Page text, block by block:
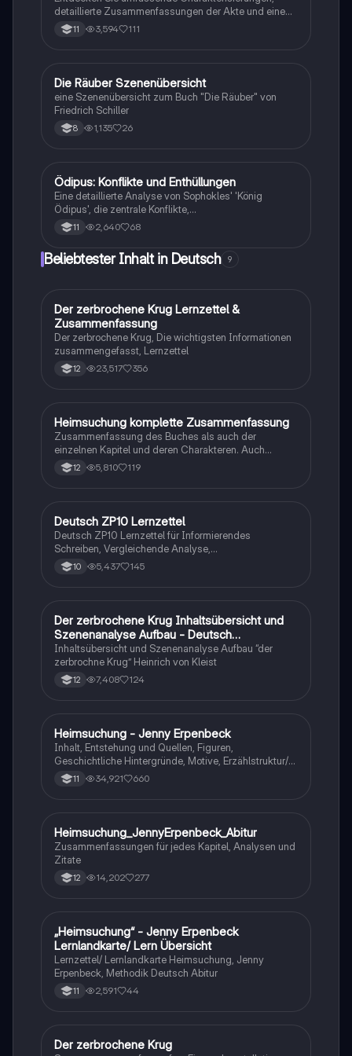
detaillierte Zusammenfassungen der Akte und eine
Übersicht der Personenkonstellationen in Friedrich
Schillers 'Die Räuber'. Ideal für das Verständnis der
11 3,594 111
Deutsch
Die Räuber Szenenübersicht
eine Szenenübersicht zum Buch "Die Räuber" von
Friedrich Schiller
8 1,135 26
Deutsch
Ödipus: Konflikte und Enthüllungen
Eine detaillierte Analyse von Sophokles' 'König
Ödipus', die zentrale Konflikte,
Charakterentwicklungen und Schlüsselszenen
beleuchtet. Diese Zusammenfassung umfasst die
bedeutenden Orakelsprüche. Ideal für Studierende
11 2,640 68
Beliebtester Inhalt in Deutsch 9
Deutsch
Der zerbrochene Krug Lernzettel &
Zusammenfassung
Der zerbrochene Krug, Die wichtigsten Informationen
zusammengefasst, Lernzettel
12 23,517 356
HDeutsch
Heimsuchung komplette Zusammenfassung
Zusammenfassung des Buches als auch der
einzelnen Kapitel und deren Charakteren. Auch
tabellarisch. Im Unterricht ohne KI erstellt
12 5,810 119
Deutsch
Deutsch ZP10 Lernzettel
Deutsch ZP10 Lernzettel für Informierendes
Schreiben, Vergleichende Analyse,
Sachtexte/Roman/Gedicht..
10 5,437 145
Deutsch
Der zerbrochene Krug Inhaltsübersicht und
Szenenanalyse Aufbau - Deutsch
Q1/Q2/Abitur
Inhaltsübersicht und Szenenanalyse Aufbau “der
zerbrochne Krug” Heinrich von Kleist
12 7,408 124
Deutsch
Heimsuchung - Jenny Erpenbeck
Inhalt, Entstehung und Quellen, Figuren,
Geschichtliche Hintergründe, Motive, Erzählstruktur/-
stil 11 34,921 660
Deutsch
Heimsuchung_JennyErpenbeck_Abitur
Zusammenfassungen für jedes Kapitel, Analysen und
Zitate
12 14,202 277
Deutsch
„Heimsuchung“ - Jenny Erpenbeck
Lernlandkarte/ Lern Übersicht
Lernzettel/ Lernlandkarte Heimsuchung, Jenny
Erpenbeck, Methodik Deutsch Abitur
11 2,591 44
Deutsch
Der zerbrochene Krug